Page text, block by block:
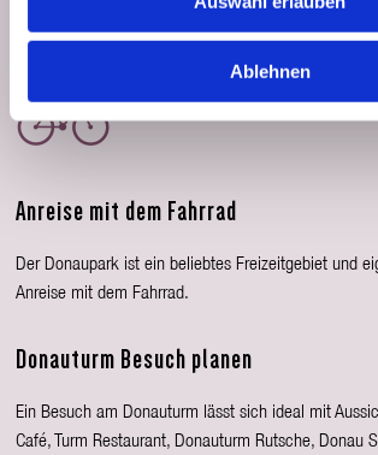
Ablehnen
Anreise mit dem Fahrrad
Der Donaupark ist ein beliebtes Freizeitgebiet und
Anreise mit dem Fahrrad.
Donauturm Besuch planen
Ein Besuch am Donauturm lässt sich ideal mit
Café, Turm Restaurant, Donauturm Rutsche, Donau